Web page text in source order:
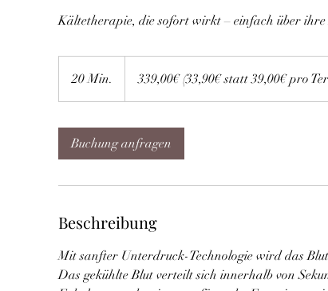
Kältetherapie, die sofort wirkt – einfach über
20 Min.
0
n
statt
Termin)
339,00€ (33,90€ statt 39,00€ pro
Buchung anfragen
Beschreibung
Mit sanfter Unterdruck-Technologie wird das
Das gekühlte Blut verteilt sich innerhalb von